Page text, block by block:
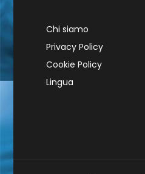
Chi siamo
Privacy Policy
Cookie Policy
Lingua